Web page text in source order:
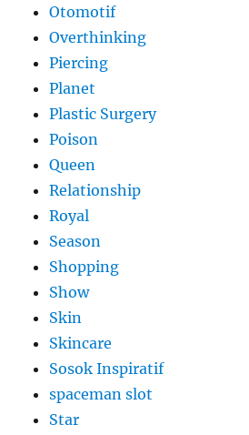
Otomotif
Overthinking
Piercing
Planet
Plastic Surgery
Poison
Queen
Relationship
Royal
Season
Shopping
Show
Skin
Skincare
Sosok Inspiratif
spaceman slot
Star